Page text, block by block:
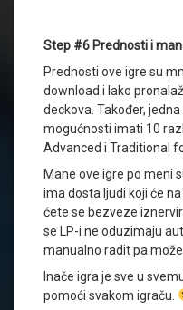
Step #6 Prednosti i
Prednosti ove igre su
download i lako
deckova. Također,
mogućnosti imati 10
Advanced i Traditional
Mane ove igre po meni
ima dosta ljudi koji će
ćete se bezveze
se LP-i ne oduzimaju
manualno radit pa
Inače igra je sve u
pomoći svakom igraču.